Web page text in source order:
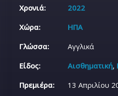
Χρονιά:
2022
Χώρα:
ΗΠΑ
Γλώσσα:
Αγγλικά
Είδος:
Αισθηματική,
Πρεμιέρα:
13 Απριλίου